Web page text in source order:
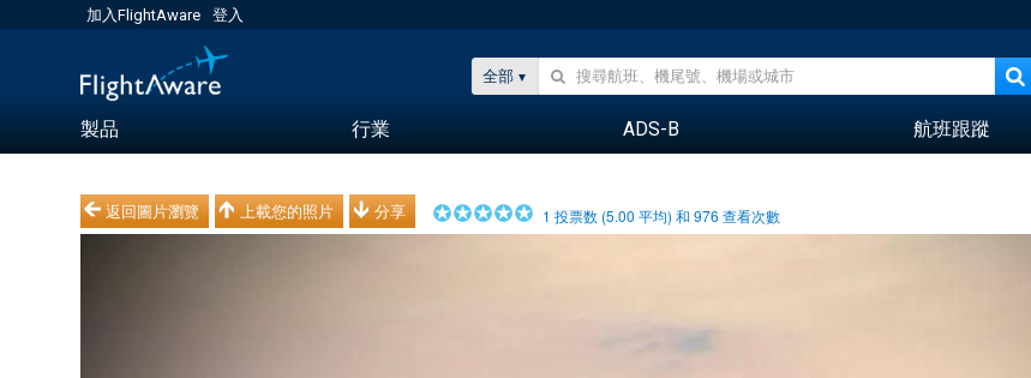
加入FlightAware 登入
全部
製品 行業 ADS-B 航班跟蹤
返回圖片瀏覽 上載您的照片 分享 1 投票数 (5.00 平均) 和976 查看次數